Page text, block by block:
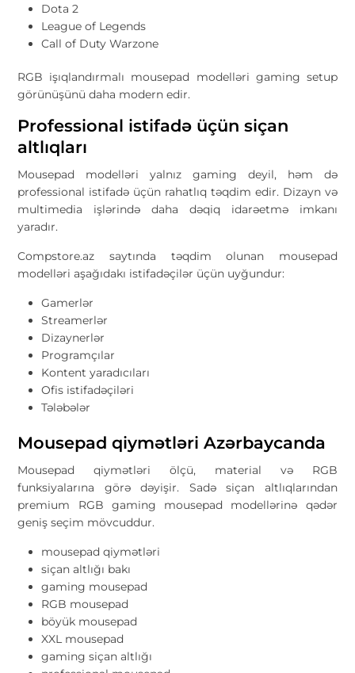
Dota 2
League of Legends
Call of Duty Warzone
RGB işıqlandırmalı mousepad modelləri gaming setup
görünüşünü daha modern edir.
Professional istifadə üçün siçan
altlıqları
Mousepad modelləri yalnız gaming deyil, həm də
professional istifadə üçün rahatlıq təqdim edir. Dizayn və
multimedia işlərində daha dəqiq idarəetmə imkanı
yaradır.
Compstore.az saytında təqdim olunan mousepad
modelləri aşağıdakı istifadəçilər üçün uyğundur:
Gamerlər
Streamerlər
Dizaynerlər
Programçılar
Kontent yaradıcıları
Ofis istifadəçiləri
Tələbələr
Mousepad qiymətləri Azərbaycanda
Mousepad qiymətləri ölçü, material və RGB
funksiyalarına görə dəyişir. Sadə siçan altlıqlarından
premium RGB gaming mousepad modellərinə qədər
geniş seçim mövcuddur.
mousepad qiymətləri
siçan altlığı bakı
gaming mousepad
RGB mousepad
böyük mousepad
XXL mousepad
gaming siçan altlığı